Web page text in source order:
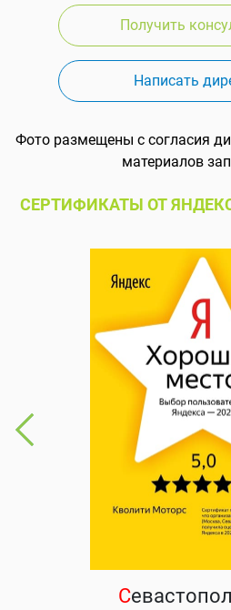
Получить
Написать
Фото размещены с согласия
материалов
СЕРТИФИКАТЫ ОТ
С